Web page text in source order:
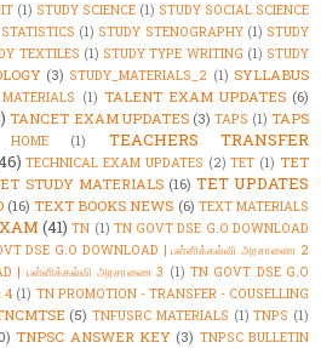
(1) STUDY SCIENCE (1) STUDY SOCIAL SCIENCE
(1) STUDY STENOGRAPHY (1) STUDY
TEXTILES (1) STUDY TYPE WRITING (1) STUDY
(3) STUDY_MATERIALS_2 (1) SYLLABUS
(1) TALENT EXAM UPDATES (6)
TANCET EXAM UPDATES (3) TAPS (1) TAPS
HOME (1)
TEACHERS TRANSFER
TECHNICAL EXAM UPDATES (2) TET (1) TET
STUDY MATERIALS (16) TET UPDATES
(16) TEXT BOOKS NEWS (6) TEXT MATERIALS
(41) TN (1) TN GOVT DSE G.O DOWNLOAD
DSE G.O DOWNLOAD | பள்ளிக்கல்வி அரசாணை 2
| பள்ளிக்கல்வி அரசாணை 3 (1) TN GOVT DSE G.O
4 (1) TN PROMOTION - TRANSFER - COUSELLING
(5) TNFUSRC MATERIALS (1) TNPS (1)
TNPSC ANSWER KEY (3) TNPSC BULLETIN